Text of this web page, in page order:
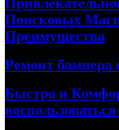
Поисковых
Преимущества
Ремонт бампера
Быстро и